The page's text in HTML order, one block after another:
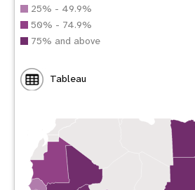
25% - 49.9%
50% - 74.9%
75% and above
Tableau